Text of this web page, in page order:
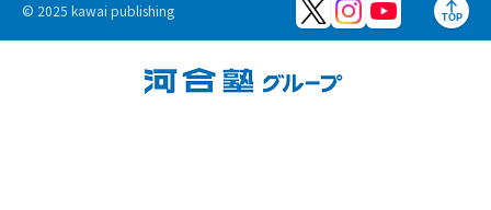
© 2025 kawai publishing TOP